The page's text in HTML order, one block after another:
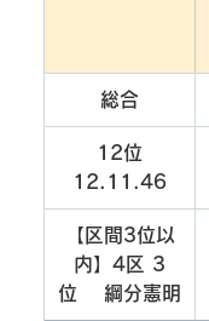
総合
12位
12.11.46
【区間3位以
内】4区 3
位　 綱分憲明